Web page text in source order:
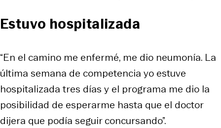
Estuvo hospitalizada
“En el camino me enfermé, me dio neumonía. La
última semana de competencia yo estuve
hospitalizada tres días y el programa me dio la
posibilidad de esperarme hasta que el doctor
dijera que podía seguir concursando”.